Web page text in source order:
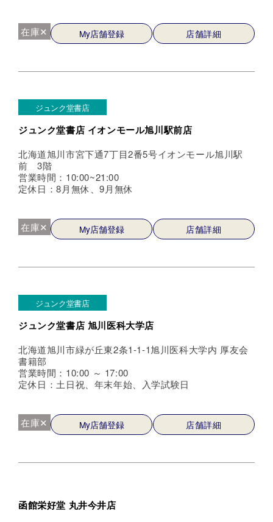
在庫✕ My店舗登録 店舗詳細
ジュンク堂書店
ジュンク堂書店 イオンモール旭川駅前店
北海道旭川市宮下通7丁目2番5号イオンモール旭川駅
前 3階
営業時間：10:00~21:00
定休日：8月無休、9月無休
在庫✕ My店舗登録 店舗詳細
ジュンク堂書店
ジュンク堂書店 旭川医科大学店
北海道旭川市緑が丘東2条1-1-1旭川医科大学内 厚友会
書籍部
営業時間：10:00 ～ 17:00
定休日：土日祝、年末年始、入学試験日
在庫✕ My店舗登録 店舗詳細
函館栄好堂 丸井今井店